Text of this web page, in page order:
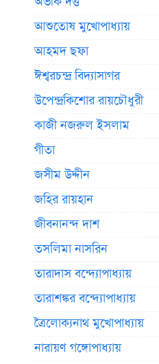
আশুতোষ মুখোপাধ্যায়
আহমদ ছফা
ঈশ্বরচন্দ্র বিদ্যাসাগর
উপেন্দ্রকিশোর রায়চৌধুরী
কাজী নজরুল ইসলাম
গীতা
জসীম উদ্দীন
জহির রায়হান
জীবনানন্দ দাশ
তসলিমা নাসরিন
তারাদাস বন্দ্যোপাধ্যায়
তারাশঙ্কর বন্দ্যোপাধ্যায়
ত্রৈলোক্যনাথ মুখোপাধ্যায়
নারায়ণ গঙ্গোপাধ্যায়